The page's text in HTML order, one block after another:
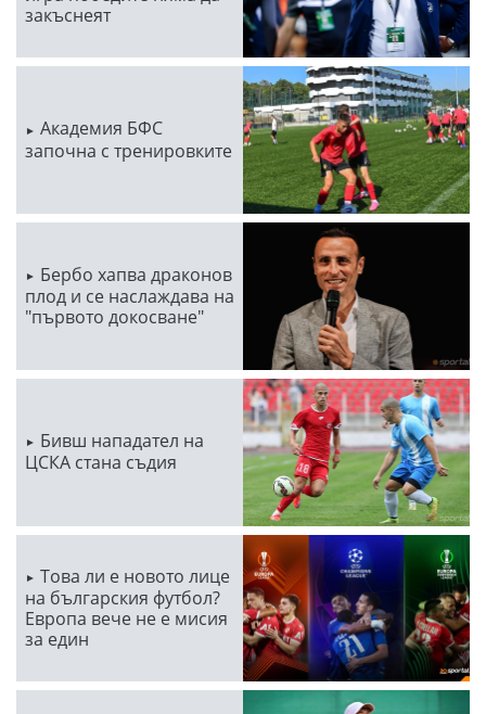
закъснеят
Академия БФС
започна с тренировките
Бербо хапва драконов
плод и се наслаждава на
"първото докосване"
Бивш нападател на
ЦСКА стана съдия
Това ли е новото лице
на българския футбол?
Европа вече не е мисия
за един